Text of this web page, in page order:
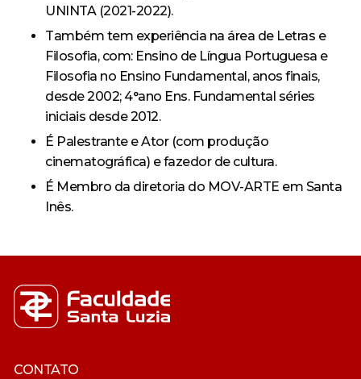
UNINTA (2021-2022).
Também tem experiência na área de Letras e
Filosofia, com: Ensino de Língua Portuguesa e
Filosofia no Ensino Fundamental, anos finais,
desde 2002; 4°ano Ens. Fundamental séries
iniciais desde 2012.
É Palestrante e Ator (com produção
cinematográfica) e fazedor de cultura.
É Membro da diretoria do MOV-ARTE em Santa
Inês.
CONTATO